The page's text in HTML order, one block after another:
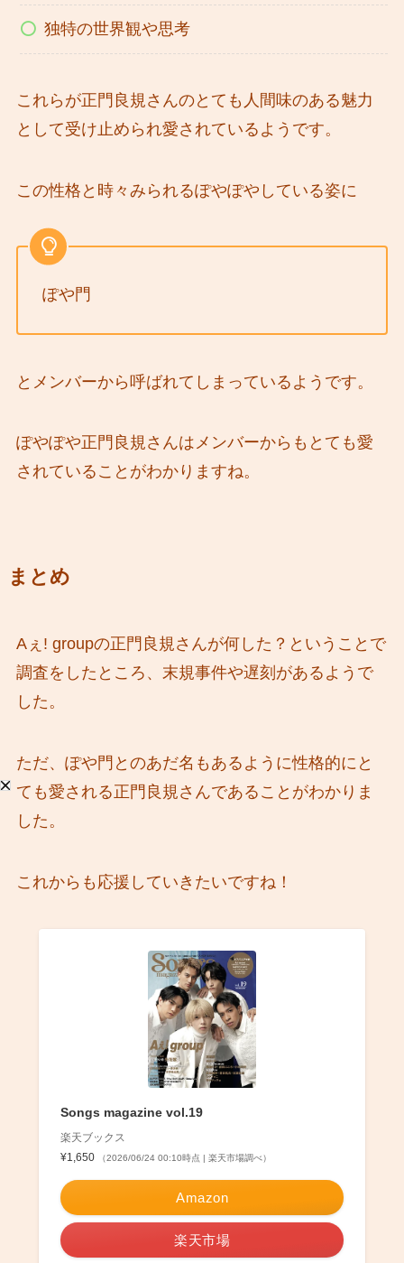
独特の世界観や思考
これらが正門良規さんのとても人間味のある魅力
として受け止められ愛されているようです。
この性格と時々みられるぽやぽやしている姿に
ぽや門
とメンバーから呼ばれてしまっているようです。
ぽやぽや正門良規さんはメンバーからもとても愛
されていることがわかりますね。
まとめ
Aぇ! groupの正門良規さんが何した？ということで
調査をしたところ、末規事件や遅刻があるようで
した。
ただ、ぽや門とのあだ名もあるように性格的にと
ても愛される正門良規さんであることがわかりま
した。
これからも応援していきたいですね！
Songs magazine vol.19
楽天ブックス
¥1,650
（2026/06/24 00:10時点 | 楽天市場調べ）
Amazon
楽天市場